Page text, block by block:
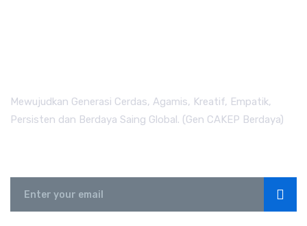
Mewujudkan Generasi Cerdas, Agamis, Kreatif, Empatik,
Persisten dan Berdaya Saing Global. (Gen CAKEP Berdaya)